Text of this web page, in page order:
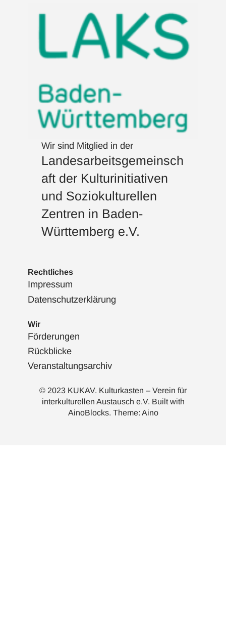
Wir sind Mitglied in der
Landesarbeitsgemeinsch
aft der Kulturinitiativen
und Soziokulturellen
Zentren in Baden-
Württemberg e.V.
Rechtliches
Impressum
Datenschutzerklärung
Wir
Förderungen
Rückblicke
Veranstaltungsarchiv
© 2023 KUKAV. Kulturkasten – Verein für
interkulturellen Austausch e.V. Built with
AinoBlocks. Theme: Aino